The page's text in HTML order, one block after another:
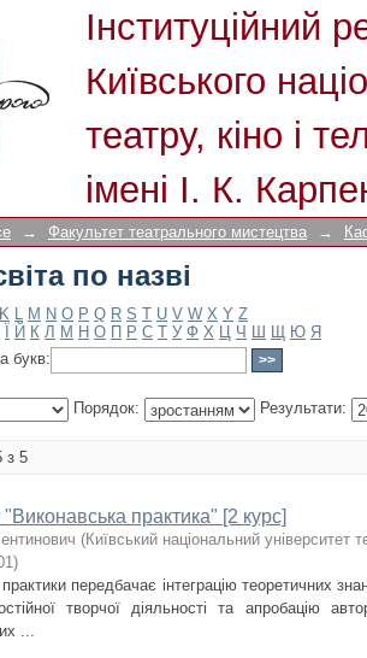
Інституційний
Київського
театру, кіно і
імені І. К.
по назві
→ Факультет театрального мистецтва →
по назві
K L M N O P Q R S T U V W X Y Z
Й К Л М Н О П Р С Т У Ф Х Ц Ч Ш Щ Ю Я
букв:
Порядок: Результати:
з 5
практика" [2 курс]
(Київський національний університет
)
передбачає інтеграцію теоретичних
творчої діяльності та апробацію
...